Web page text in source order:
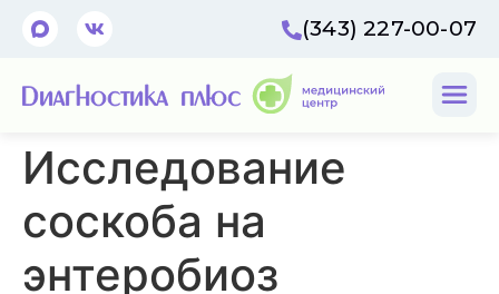
(343) 227-00-07
Исследование
соскоба на
энтеробиоз